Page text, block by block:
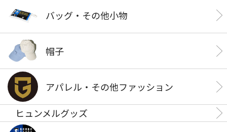
バッグ・その他小物
帽子
アパレル・その他ファッション
ヒュンメルグッズ